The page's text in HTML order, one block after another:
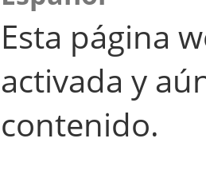
Esta página
activada y
contenido.